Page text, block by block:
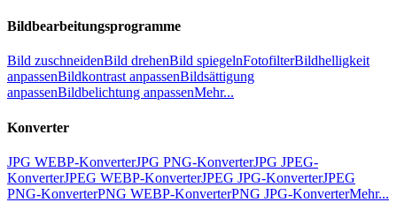
Bildbearbeitungsprogramme
Bild zuschneidenBild drehenBild spiegelnFotofilterBildhelligkeit
anpassenBildkontrast anpassenBildsättigung
anpassenBildbelichtung anpassenMehr...
Konverter
JPG WEBP-KonverterJPG PNG-KonverterJPG JPEG-
KonverterJPEG WEBP-KonverterJPEG JPG-KonverterJPEG
PNG-KonverterPNG WEBP-KonverterPNG JPG-KonverterMehr...